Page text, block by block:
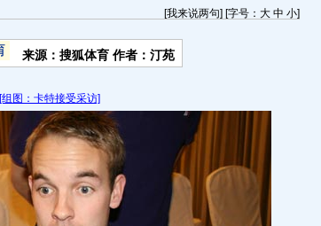
[我来说两句] [字号： 大 中 小]
来源：搜狐体育 作者：汀苑
[组图：卡特接受采访]